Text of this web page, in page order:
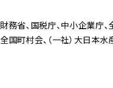
財務省 国税庁 中小企業庁
全国町村会 （一社）大日本水